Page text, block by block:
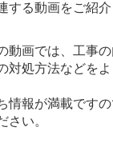
する動画をご紹介
動画では、工事
対処方法などを
情報が満載ですの
さい。